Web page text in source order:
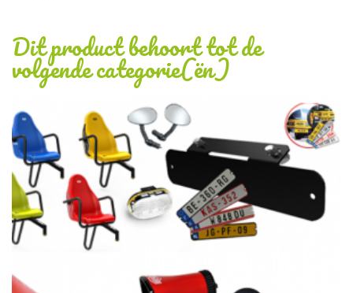
Dit product behoort tot de
volgende categorie(ën)